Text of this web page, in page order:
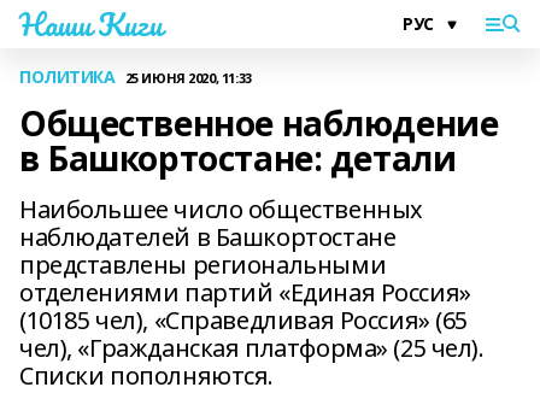
Наши Киги
ПОЛИТИКА 25 ИЮНЯ 2020, 11:33
Общественное наблюдение
в Башкортостане: детали
Наибольшее число общественных
наблюдателей в Башкортостане
представлены региональными
отделениями партий «Единая Россия»
(10185 чел), «Справедливая Россия» (65
чел), «Гражданская платформа» (25 чел).
Списки пополняются.